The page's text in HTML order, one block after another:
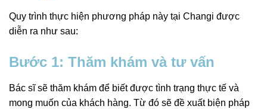
Quy trình thực hiện phương pháp này tại Changi được
diễn ra như sau:
Bước 1: Thăm khám và tư vấn
Bác sĩ sẽ thăm khám để biết được tình trạng thực tế và
mong muốn của khách hàng. Từ đó sẽ đề xuất biện pháp